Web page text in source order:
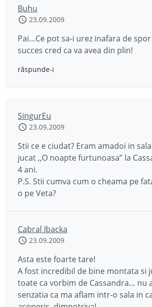
Buhu
23.09.2009
Pai…Ce pot sa-i urez inafara de
succes cred ca va avea din plin!
răspunde-i
SingurEu
23.09.2009
Stii ce e ciudat? Eram amadoi in
jucat ,,O noapte furtunoasa” la
4 ani.
P.S. Stii cumva cum o cheama pe
o pe Veta?
Cabral Ibacka
23.09.2009
Asta este foarte tare!
A fost incredibil de bine montata si
toate ca vorbim de Cassandra… nu
senzatia ca ma aflam intr-o sala in